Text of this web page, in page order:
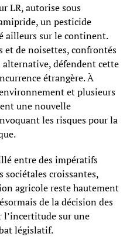
LR, autorise sous
un pesticide
ailleurs sur le continent.
et de noisettes, confrontés
alternative, défendent cette
étrangère. À
et plusieurs
une nouvelle
les risques pour la
entre des impératifs
sociétales croissantes,
agricole reste hautement
de la décision des
l’incertitude sur une
législatif.